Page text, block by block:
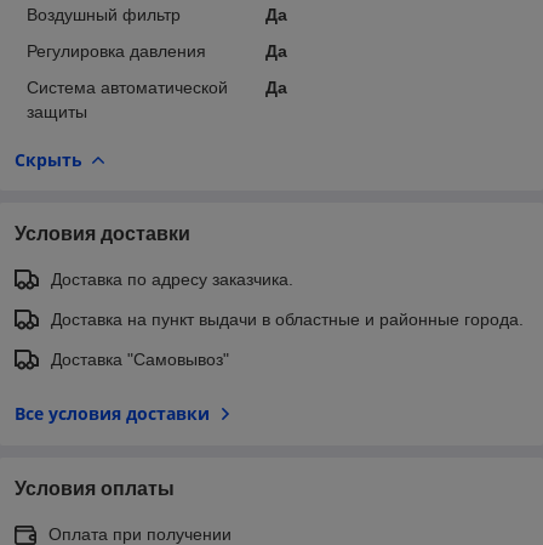
Воздушный фильтр
Да
Регулировка давления
Да
Система автоматической
защиты
Да
Скрыть
Условия доставки
Доставка по адресу заказчика.
Доставка на пункт выдачи в областные и районные города.
Доставка "Самовывоз"
Все условия доставки
Условия оплаты
Оплата при получении